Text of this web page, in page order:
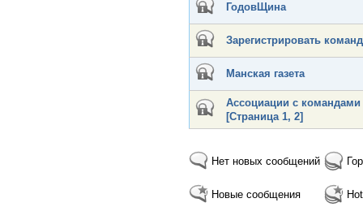
ГодовЩина
Зарегистрировать
Манская газета
Ассоциации с командами
[Страница 1, 2]
Нет новых сообщений
Новые сообщения